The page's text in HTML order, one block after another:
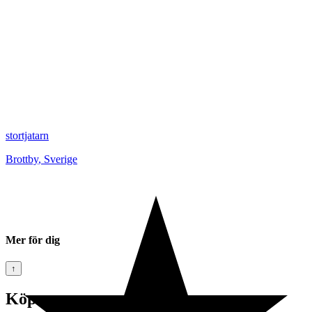
stortjatarn
Brottby, Sverige
Mer för dig
↑
Köp